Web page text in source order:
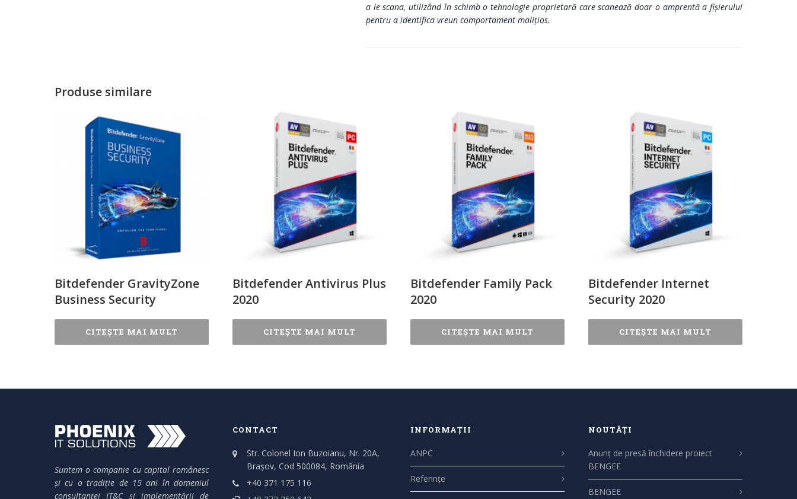
a le scana, utilizând în schimb o tehnologie proprietară care scanează doar o amprentă a fișierului
pentru a identifica vreun comportament malițios.
Produse similare
Bitdefender GravityZone
Business Security
CITEȘTE MAI MULT
Bitdefender Antivirus Plus
2020
CITEȘTE MAI MULT
Bitdefender Family Pack
2020
CITEȘTE MAI MULT
Bitdefender Internet
Security 2020
CITEȘTE MAI MULT
Suntem o companie cu capital românesc
și cu o tradiție de 15 ani în domeniul
consultanței IT&C și implementării de
CONTACT
Str. Colonel Ion Buzoianu, Nr. 20A,
Brașov, Cod 500084, România
+40 371 175 116
INFORMAȚII
ANPC
Referințe
NOUTĂȚI
Anunț de presă închidere proiect
BENGEE
BENGEE